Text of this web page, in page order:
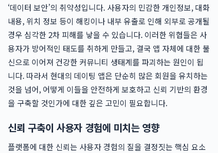
‘데이터 보안’의 취약성입니다. 사용자의 민감한 개인정보, 대화
내용, 위치 정보 등이 해킹이나 내부 유출로 인해 외부로 공개될
경우 심각한 2차 피해를 낳을 수 있습니다. 이러한 위협들은 사
용자가 방어적인 태도를 취하게 만들고, 결국 앱 자체에 대한 불
신으로 이어져 건강한 커뮤니티 생태계를 파괴하는 원인이 됩
니다. 따라서 현대의 데이팅 앱은 단순히 많은 회원을 유치하는
것을 넘어, 어떻게 이들을 안전하게 보호하고 신뢰 기반의 환경
을 구축할 것인가에 대한 깊은 고민이 필요합니다.
신뢰 구축이 사용자 경험에 미치는 영향
플랫폼에 대한 신뢰는 사용자 경험의 질을 결정짓는 핵심 요소